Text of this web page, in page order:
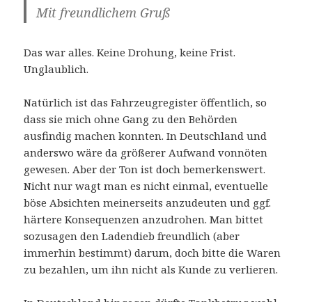
Mit freundlichem Gruß
Das war alles. Keine Drohung, keine Frist.
Unglaublich.
Natürlich ist das Fahrzeugregister öffentlich, so
dass sie mich ohne Gang zu den Behörden
ausfindig machen konnten. In Deutschland und
anderswo wäre da größerer Aufwand vonnöten
gewesen. Aber der Ton ist doch bemerkenswert.
Nicht nur wagt man es nicht einmal, eventuelle
böse Absichten meinerseits anzudeuten und ggf.
härtere Konsequenzen anzudrohen. Man bittet
sozusagen den Ladendieb freundlich (aber
immerhin bestimmt) darum, doch bitte die Waren
zu bezahlen, um ihn nicht als Kunde zu verlieren.